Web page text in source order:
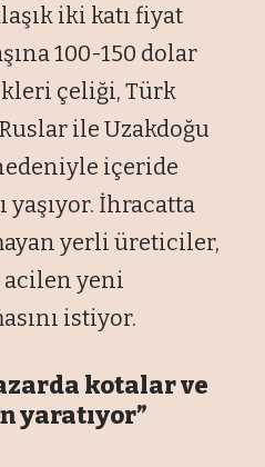
iki katı fiyat
100-150 dolar
çeliği, Türk
ile Uzakdoğu
içeride
yaşıyor. İhracatta
yerli üreticiler,
yeni
istiyor.
kotalar ve
yaratıyor”